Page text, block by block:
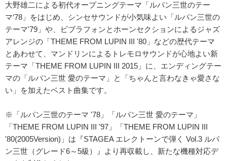
大野雄二による初代オープニングテーマ「ルパン三世のテー
マ‘78」をはじめ、シンセサウンドが小気味よい「ルパン三世の
テーマ'79」や、ビブラフォンとホーンセクションによるジャズ
アレンジの「THEME FROM LUPIN III '80」などの歴代テーマ
とあわせて、マンドリンによるトレモロサウンドが心地よい新
テーマ「THEME FROM LUPIN III 2015」に、エンディングテー
マの「ルパン三世 愛のテーマ」と「ちゃんと言わなきゃ愛さな
い」を加えたベスト曲集です。
※「ルパン三世のテーマ '78」「ルパン三世 愛のテーマ」
「THEME FROM LUPIN III '97」「THEME FROM LUPIN III
'80(2005Version)」は『STAGEA エレクトーンで弾く Vol.3 ルパ
ン三世（グレード6～5級）』より再収載し、新たな機種対応デ